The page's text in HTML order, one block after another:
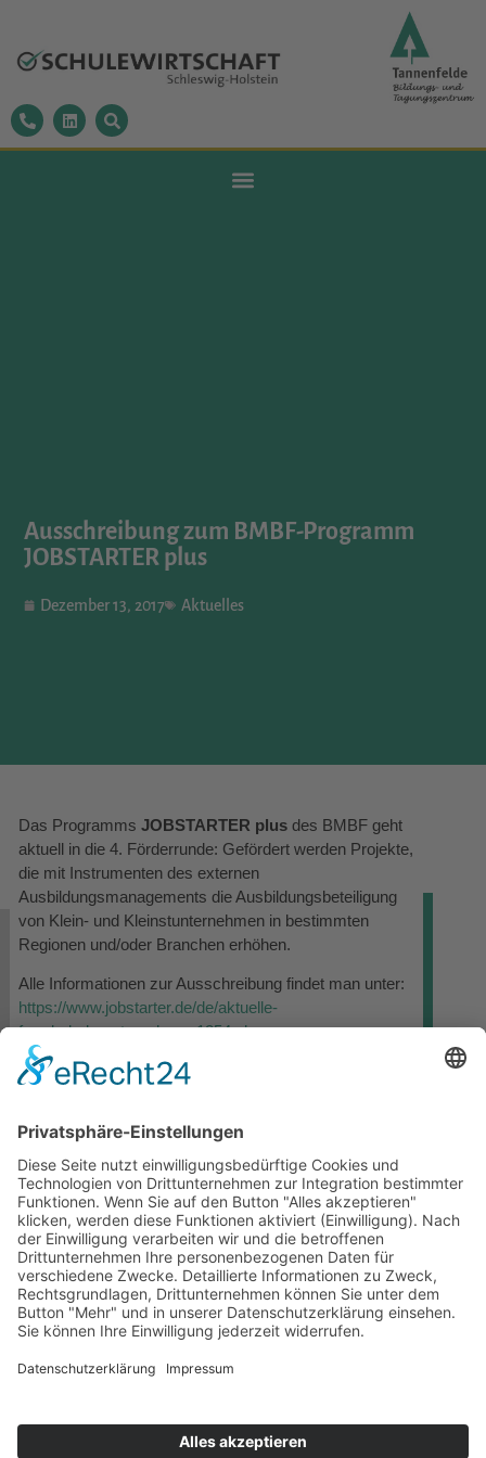
Ausschreibung zum BMBF-Programm
JOBSTARTER plus
Dezember 13, 2017 Aktuelles
Das Programms JOBSTARTER plusdes BMBF geht
aktuell in die 4. Förderrunde: Gefördert werden Projekte,
die mit Instrumenten des externen
Ausbildungsmanagements die Ausbildungsbeteiligung
von Klein- und Kleinstunternehmen in bestimmten
Regionen und/oder Branchen erhöhen.
Alle Informationen zur Ausschreibung findet man unter:
https://www.jobstarter.de/de/aktuelle-
foerderbekanntmachung-1254.php
VORHERIGER
Befragung der Studienberechtigten des Jahres 2018 startet „Ganztag an Schulen zur Berufsorientierung nutzen“ – neue Handreichung von SCHULEWIRTSCHAFT verfügbar
Alle Beiträge anschauen